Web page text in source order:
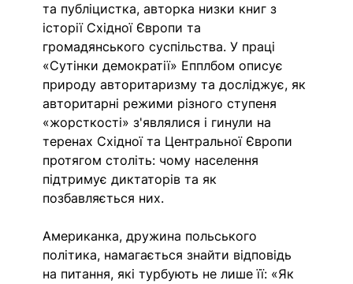
та публіцистка, авторка низки книг з
історії Східної Європи та
громадянського суспільства. У праці
«Сутінки демократії» Епплбом описує
природу авторитаризму та досліджує, як
авторитарні режими різного ступеня
«жорсткості» з'являлися і гинули на
теренах Східної та Центральної Європи
протягом століть: чому населення
підтримує диктаторів та як
позбавляється них.
Американка, дружина польського
політика, намагається знайти відповідь
на питання, які турбують не лише її: «Як